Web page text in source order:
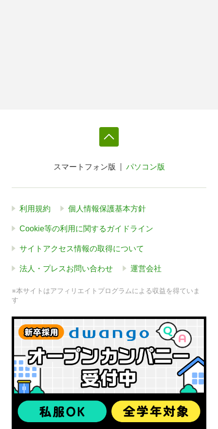
スマートフォン版 パソコン版
利用規約 個人情報保護基本方針
Cookie等の利用に関するガイドライン
サイトアクセス情報の取得について
法人・プレスお問い合わせ 運営会社
※本サイトはアフィリエイトプログラムによる収益を得ていま
す